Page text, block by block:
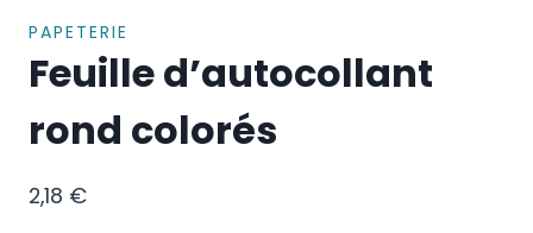
PAPETERIE
Feuille d’autocollant
rond colorés
2,18 €